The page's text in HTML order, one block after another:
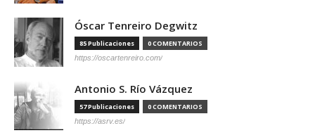
Óscar Tenreiro Degwitz
85 Publicaciones 0 COMENTARIOS
https://oscartenreiro.com/
Antonio S. Río Vázquez
57 Publicaciones 0 COMENTARIOS
https://asrv.es/